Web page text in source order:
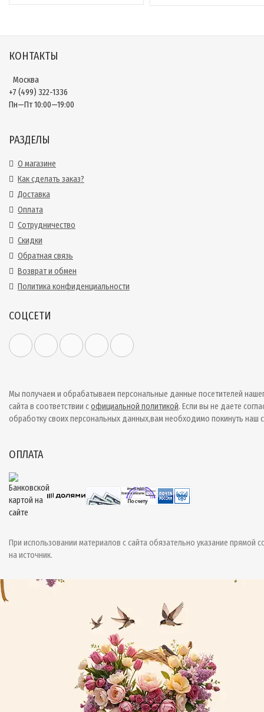
КОНТАКТЫ
Москва
+7 (499) 322-1336
Пн—Пт 10:00—19:00
РАЗДЕЛЫ
О магазине
Как сделать заказ?
Доставка
Оплата
Сотрудничество
Скидки
Обратная связь
Возврат и обмен
Политика конфиденциальности
СОЦСЕТИ
Мы получаем и обрабатываем персональные данные посетителей
сайта в соответствии софициальной политикой. Если вы не даете
обработку своих персональных данных,вам необходимо покинуть наш
ОПЛАТА
При использовании материалов с сайта обязательно указание прямой
на источник.